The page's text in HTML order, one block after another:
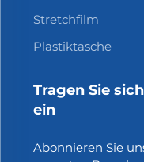
Stretchfilm
Plastiktasche
Tragen Sie
ein
Abonnieren Sie